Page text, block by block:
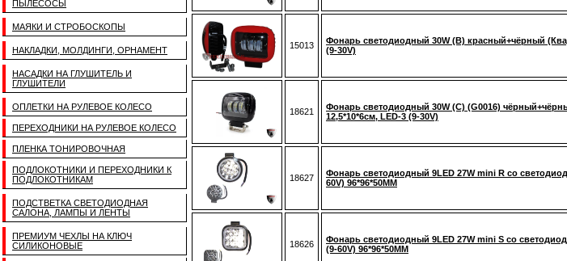
ПЫЛЕСОСЫ
МАЯКИ И СТРОБОСКОПЫ
НАКЛАДКИ, МОЛДИНГИ, ОРНАМЕНТ
НАСАДКИ НА ГЛУШИТЕЛЬ И
ГЛУШИТЕЛИ
ОПЛЕТКИ НА РУЛЕВОЕ КОЛЕСО
ПЕРЕХОДНИКИ НА РУЛЕВОЕ КОЛЕСО
ПЛЕНКА ТОНИРОВОЧНАЯ
ПОДЛОКОТНИКИ И ПЕРЕХОДНИКИ К
ПОДЛОКОТНИКАМ
ПОДСТВЕТКА СВЕТОДИОДНАЯ
САЛОНА, ЛАМПЫ И ЛЕНТЫ
ПРЕМИУМ ЧЕХЛЫ НА КЛЮЧ
СИЛИКОНОВЫЕ
15013
Фонарь светодиодный 30W (B) красный+чёрный
(9-30V)
18621
Фонарь светодиодный 30W (C) (G0016)
12,5*10*6см, LED-3 (9-30V)
18627
Фонарь светодиодный 9LED 27W mini R со
60V) 96*96*50MM
18626
Фонарь светодиодный 9LED 27W mini S со
(9-60V) 96*96*50MM